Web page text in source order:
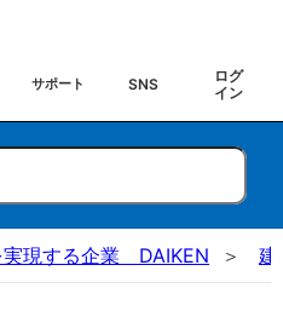
サポート SNS
ログ
イン
実現する企業 DAIKEN 建